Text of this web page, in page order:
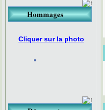
Hommages
Cliquer sur la photo